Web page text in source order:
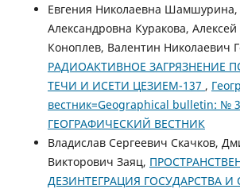
Евгения Николаевна Шамшурина,
Александровна Куракова,
Коноплев, Валентин Николаевич
РАДИОАКТИВНОЕ ЗАГРЯЗНЕНИЕ
ТЕЧИ И ИСЕТИ ЦЕЗИЕМ-137 ,
вестник=Geographical bulletin: №
ГЕОГРАФИЧЕСКИЙ ВЕСТНИК
Владислав Сергеевич Скачков,
Викторович Заяц,
ДЕЗИНТЕГРАЦИЯ ГОСУДАРСТВА И